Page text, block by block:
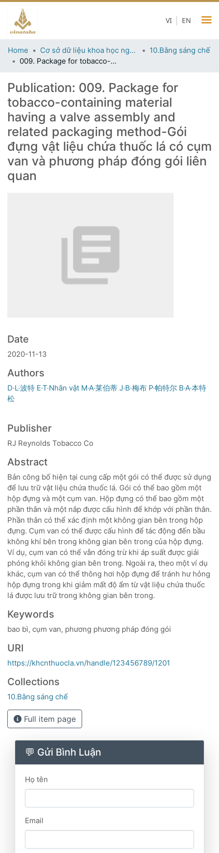
EN
VI
Home Cơ sở dữ liệu khoa học ngành thuốc lá
10.Bằng sáng chế
009. Package for tobacco-containing material having a valve assembly and related packaging method-Gói đựng vật liệu chứa thuốc lá có cụm van và phương pháp đóng gói liên quan
Publication: 009. Package for
tobacco-containing material
having a valve assembly and
related packaging method-Gói
đựng vật liệu chứa thuốc lá có cụm
van và phương pháp đóng gói liên
quan
Date
2020-11-13
Authors
D·L·波特 E·T·Nhân vật M·A·莱伯蒂 J·B·梅布 P·帕特尔 B·A·本特
松
Publisher
RJ Reynolds Tobacco Co
Abstract
Bản công bố hiện tại cung cấp một gói có thể được sử dụng
để lưu trữ vật liệu chứa thuốc lá. Gói có thể bao gồm một
hộp đựng và một cụm van. Hộp đựng có thể bao gồm một
phần thân và một nắp được cấu hình để khớp với phần thân.
Phần thân có thể xác định một không gian bên trong hộp
đựng. Cụm van có thể được cấu hình để tác động đến bầu
không khí bên trong không gian bên trong của hộp đựng.
Ví dụ, cụm van có thể vẫn đóng trừ khi áp suất được giải
phóng khỏi không gian bên trong. Ngoài ra, theo một ví dụ
khác, cụm van có thể thông hơi hộp đựng để tránh hư hỏng
hộp đựng trong khi giảm mất độ ẩm từ vật liệu chứa thuốc
lá được lưu trữ trong không gian bên trong.
Keywords
bao bì, cụm van, phương phương pháp đóng gói
URI
https://khcnthuocla.vn/handle/123456789/1201
Collections
10.Bằng sáng chế
Full item page
💬 Gửi Bình Luận
Họ tên
Email